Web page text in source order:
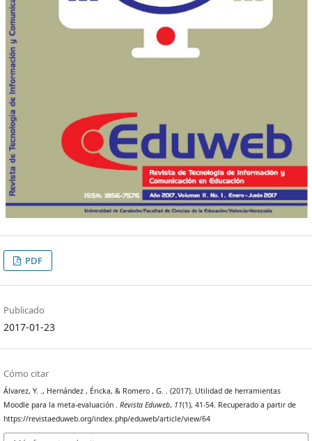
PDF
Publicado
2017-01-23
Cómo citar
Álvarez, Y. ., Hernández , Éricka, & Romero , G. . (2017). Utilidad de herramientas
Moodle para la meta-evaluación .Revista Eduweb, 11(1), 41‐54. Recuperado a partir de
https://revistaeduweb.org/index.php/eduweb/article/view/64